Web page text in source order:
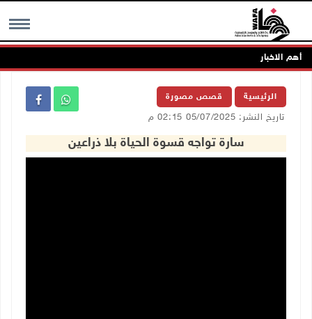
MENU أهم الاخبار
الرئيسية قصص مصورة
تاريخ النشر: 05/07/2025 02:15 م
سارة تواجه قسوة الحياة بلا ذراعين